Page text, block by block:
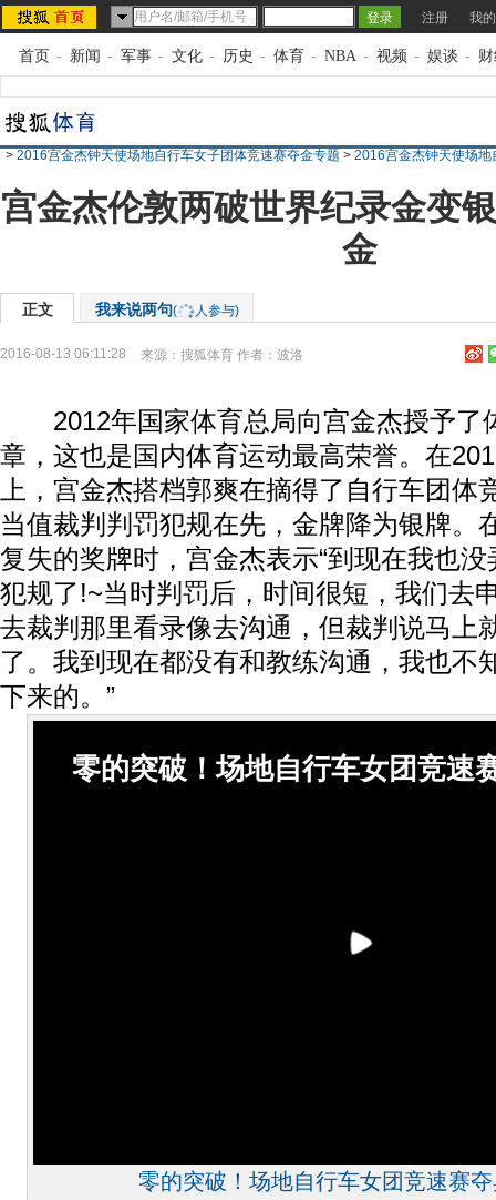
注册 我
首页 - 新闻 - 军事 - 文化 - 历史 - 体育 - NBA - 视频 - 娱谈 -
> 2016宫金杰钟天使场地自行车女子团体竞速赛夺金专题 > 2016宫金杰钟天使场
宫金杰伦敦两破世界纪录金变
金
正文 我来说两句( 人参与)
2016-08-13 06:11:28 来源： 搜狐体育 作者：波洛
2012年国家体育总局向宫金杰授予了
章，这也是国内体育运动最高荣誉。在
上，宫金杰搭档郭爽在摘得了自行车团体
当值裁判判罚犯规在先，金牌降为银牌。
复失的奖牌时，宫金杰表示“到现在我也
犯规了!~当时判罚后，时间很短，我们去
去裁判那里看录像去沟通，但裁判说马上
了。我到现在都没有和教练沟通，我也不
下来的。”
零的突破！场地自行车女团竞速
零的突破！场地自行车女团竞速赛